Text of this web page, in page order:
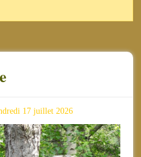
17 juillet 2026